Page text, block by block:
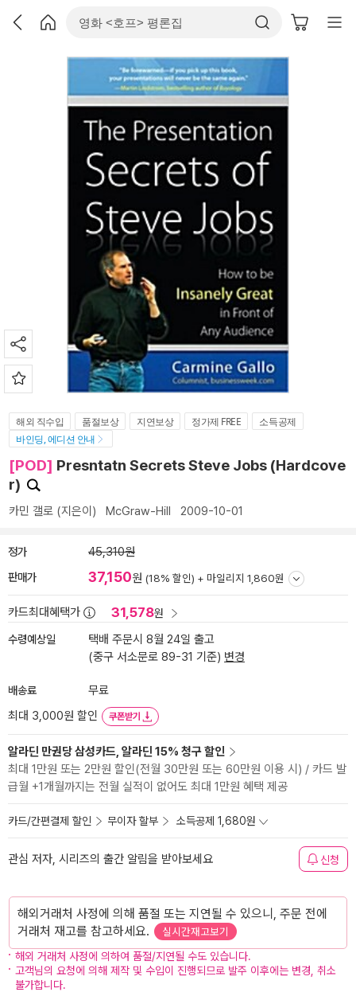
해외 직수입 품절보상 지연보상 정가제 FREE
소득공제
바인딩, 에디션 안내
[POD] Presntatn Secrets Steve Jobs (Hardcove
r)
카민 갤로 (지은이) McGraw-Hill 2009-10-01
정가 45,310원
판매가 37,150원 (18% 할인) + 마일리지 1,860원
카드최대혜택가 31,578원
수령예상일
택배 주문시 8월 24일 출고
(중구 서소문로 89-31 기준) 변경
배송료
무료
최대 3,000원 할인
쿠폰받기
알라딘 만권당 삼성카드, 알라딘 15% 청구 할인
최대 1만원 또는 2만원 할인(전월 30만원 또는 60만원 이용 시) / 카드 발
급월 +1개월까지는 전월 실적이 없어도 최대 1만원 혜택 제공
카드/간편결제 할인 무이자 할부 소득공제 1,680원
관심 저자, 시리즈의 출간 알림을 받아보세요 신청
해외거래처 사정에 의해 품절 또는 지연될 수 있으니, 주문 전에
거래처 재고를 참고하세요.
실시간재고보기
해외 거래처 사정에 의하여 품절/지연될 수도 있습니다.
고객님의 요청에 의해 제작 및 수입이 진행되므로 발주 이후에는 변경, 취소
불가합니다.